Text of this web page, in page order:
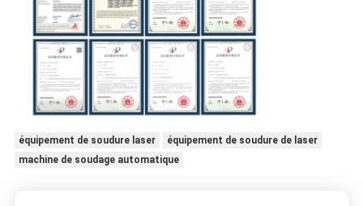
équipement de soudure laser
équipement de soudure de laser
machine de soudage automatique